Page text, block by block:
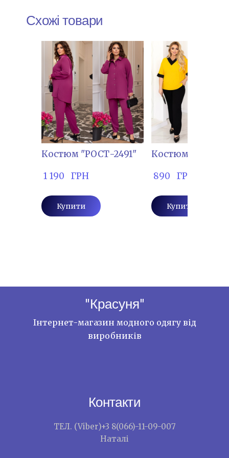
Схожі товари
Костюм "РОСТ-2491"
1 190   ГРН
Купити
Костюм "ТІМ-
890   ГРН
Купити
"Красуня"
Інтернет-магазин модного одягу від
виробників
Контакти
ТЕЛ. (Viber)+3 8(066)-11-09-007
Наталі